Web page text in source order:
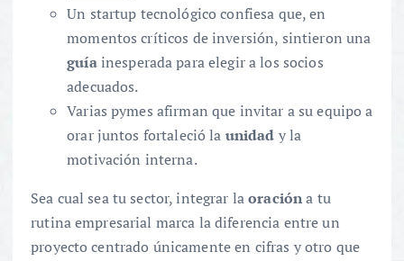
Un startup tecnológico confiesa que, en
momentos críticos de inversión, sintieron una
guíainesperada para elegir a los socios
adecuados.
Varias pymes afirman que invitar a su equipo a
orar juntos fortaleció la unidad y la
motivación interna.
Sea cual sea tu sector, integrar laoracióna tu
rutina empresarial marca la diferencia entre un
proyecto centrado únicamente en cifras y otro que